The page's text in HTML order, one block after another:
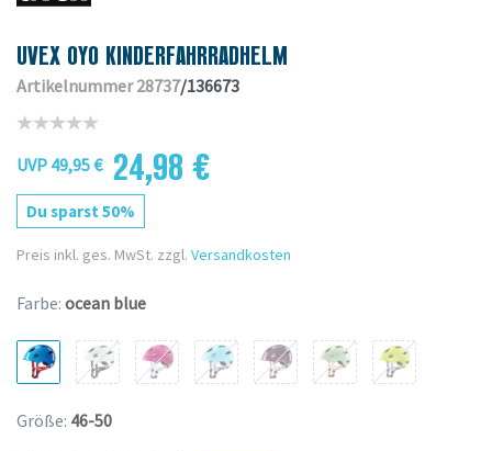
UVEX OYO KINDERFAHRRADHELM
Artikelnummer 28737/136673
UVP 49,95 € 24,98 €
Du sparst 50%
Preis inkl. ges. MwSt. zzgl. Versandkosten
Farbe: ocean blue
Größe: 46-50